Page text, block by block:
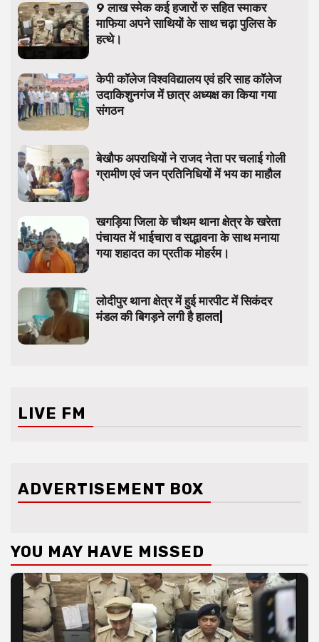
9 लाख स्मेक कई हजारों रु सहित स्माकर
माफिया अपने साथियों के साथ चढ़ा पुलिस के
हत्थे।
केपी कॉलेज विश्वविद्यालय एवं हरि साह कॉलेज
उदाकिशुनगंज में छात्र अध्यक्ष का किया गया
संगठन
बेखौफ अपराधियों ने राजद नेता पर चलाई गोली
ग्रामीण एवं जन प्रतिनिधियों में भय का माहौल
खगड़िया जिला के चौथम थाना क्षेत्र के खरेता
पंचायत में भाईचारा व सद्भावना के साथ मनाया
गया शहादत का प्रतीक मोहर्रम।
लोदीपुर थाना क्षेत्र में हुई मारपीट में सिकंदर
मंडल की बिगड़ने लगी है हालत|
LIVE FM
ADVERTISEMENT BOX
YOU MAY HAVE MISSED